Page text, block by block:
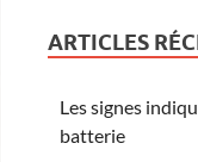
ARTICLES
Les signes
batterie